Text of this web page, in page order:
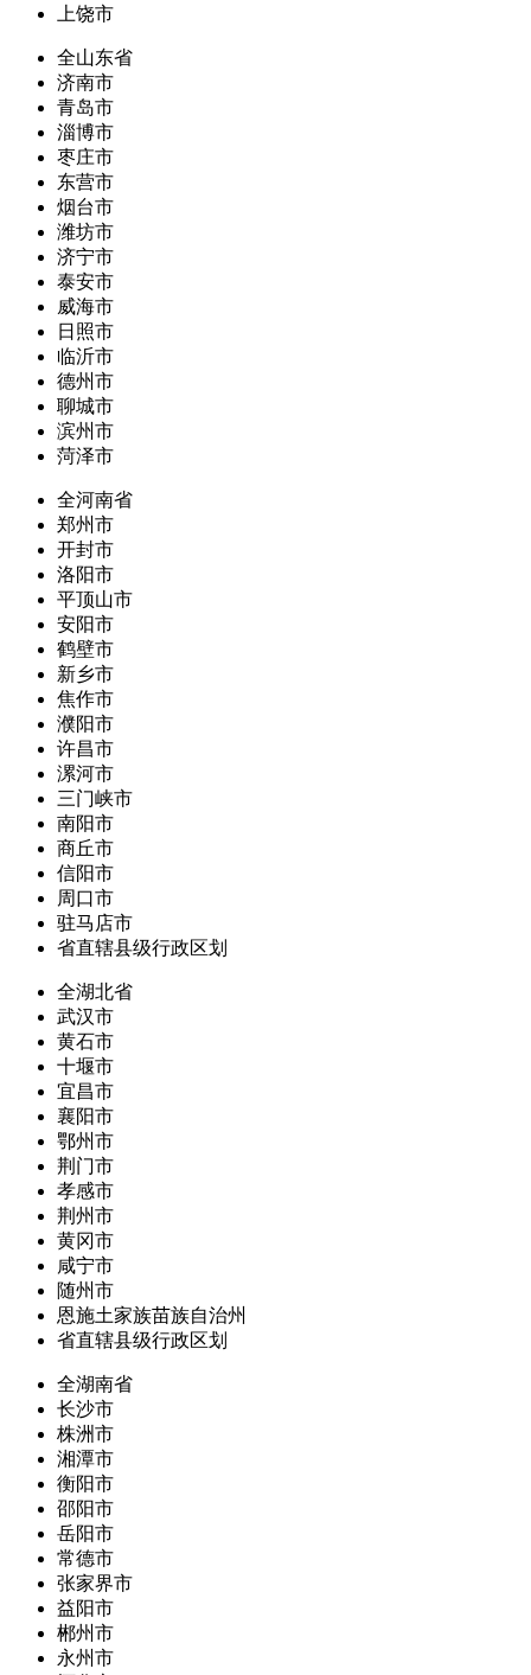
上饶市
全山东省
济南市
青岛市
淄博市
枣庄市
东营市
烟台市
潍坊市
济宁市
泰安市
威海市
日照市
临沂市
德州市
聊城市
滨州市
菏泽市
全河南省
郑州市
开封市
洛阳市
平顶山市
安阳市
鹤壁市
新乡市
焦作市
濮阳市
许昌市
漯河市
三门峡市
南阳市
商丘市
信阳市
周口市
驻马店市
省直辖县级行政区划
全湖北省
武汉市
黄石市
十堰市
宜昌市
襄阳市
鄂州市
荆门市
孝感市
荆州市
黄冈市
咸宁市
随州市
恩施土家族苗族自治州
省直辖县级行政区划
全湖南省
长沙市
株洲市
湘潭市
衡阳市
邵阳市
岳阳市
常德市
张家界市
益阳市
郴州市
永州市